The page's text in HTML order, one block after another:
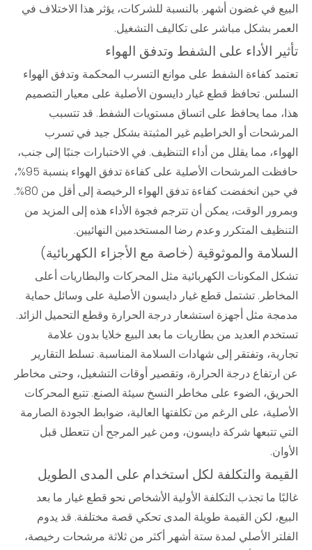
البيع في غضون أشهر. بالنسبة للشركات، يؤثر هذا الاختلاف في
العمر بشكل مباشر على تكاليف التشغيل.
تأثير الأداء على الشفط وتدفق الهواء
تعتمد كفاءة الشفط على موانع التسرب المحكمة وتدفق الهواء
السلس. تحافظ قطع غيار دايسون الأصلية على معيار التصميم
هذا، مما يحافظ على اتساق مستويات الشفط. قد تتسبب
المرشحات أو الخراطيم غير المثبتة بشكل جيد في تسرب
الهواء، مما يقلل من أداء التنظيف. في الاختبارات جنبًا إلى جنب،
حافظت المرشحات الأصلية على كفاءة تدفق الهواء بنسبة 95%،
في حين انخفضت كفاءة تدفق الهواء الرخيصة إلى أقل من 80%.
وبمرور الوقت، يمكن أن تترجم فجوة الأداء هذه إلى المزيد من
التنظيف المتكرر وعدم رضا المستخدمين النهائيين.
السلامة والموثوقية (خاصة مع الأجزاء الكهربائية)
تشكل المكونات الكهربائية مثل المحركات والبطاريات أعلى
المخاطر. تشتمل قطع غيار دايسون الأصلية على وسائل حماية
مدمجة مثل أجهزة استشعار درجة الحرارة وقطع التحميل الزائد.
تستخدم العديد من بطاريات ما بعد البيع خلايا بدون علامة
تجارية، وتفتقر إلى شهادات السلامة المناسبة. تسلط التقارير
عن ارتفاع درجة الحرارة، وتقصير أوقات التشغيل، وحتى مخاطر
الحريق، الضوء على مخاطر النسخ سيئة الصنع. تتبع المحركات
الأصلية، على الرغم من تكلفتها العالية، ضوابط الجودة الصارمة
التي تتبعها شركة دايسون، ومن غير المرجح أن تتعطل قبل
الأوان.
القيمة والتكلفة لكل استخدام على المدى الطويل
غالبًا ما تجذب التكلفة الأولية الأشخاص نحو قطع غيار ما بعد
البيع، لكن القيمة طويلة المدى تحكي قصة مختلفة. قد يدوم
الفلتر الأصلي لمدة ستة أشهر أكثر من ثلاثة مرشحات رخيصة،